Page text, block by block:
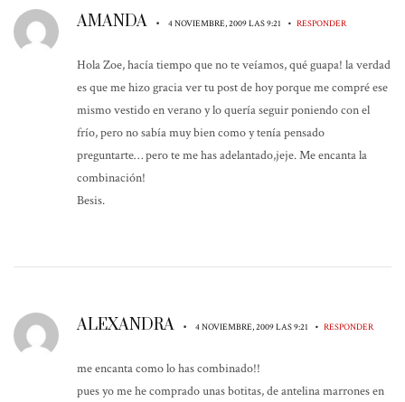
AMANDA • 4 NOVIEMBRE, 2009 LAS 9:21 • RESPONDER
Hola Zoe, hacía tiempo que no te veíamos, qué guapa! la verdad
es que me hizo gracia ver tu post de hoy porque me compré ese
mismo vestido en verano y lo quería seguir poniendo con el
frío, pero no sabía muy bien como y tenía pensado
preguntarte… pero te me has adelantado,jeje. Me encanta la
combinación!
Besis.
ALEXANDRA • 4 NOVIEMBRE, 2009 LAS 9:21 • RESPONDER
me encanta como lo has combinado!!
pues yo me he comprado unas botitas, de antelina marrones en